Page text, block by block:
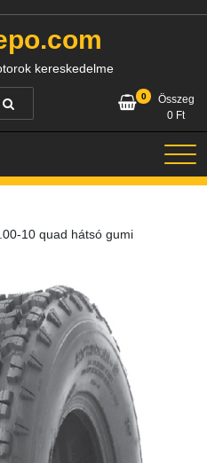
kereskedelme
0
Összeg
0 Ft
10 quad hátsó gumi